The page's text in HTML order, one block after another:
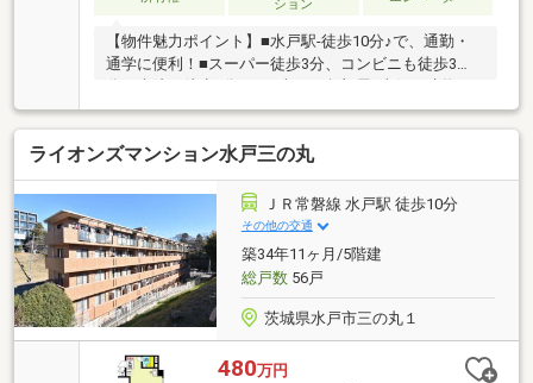
ション
【物件魅力ポイント】■水戸駅-徒歩10分♪で、通勤・
通学に便利！■スーパー徒歩3分、コンビニも徒歩3
無く眺め良し♪■LDK12帖、洋室8帖、和室8帖でゆった
り広々♪■全室クリーニング済♪【便利な周辺環境】■水
戸駅からバス乗車3分！南町2丁目バス停から徒歩3分
♪■飲食施設多数！周辺お買い物施設充実♪
ライオンズマンション水戸三の丸
ＪＲ常磐線 水戸駅 徒歩10分
その他の交通
築34年11ヶ月/5階建
総戸数56戸
茨城県水戸市三の丸１
480万円